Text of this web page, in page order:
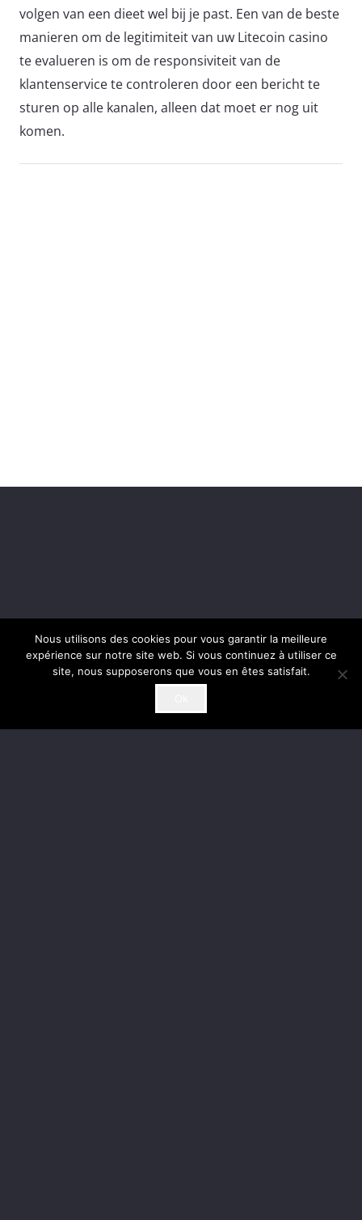
volgen van een dieet wel bij je past. Een van de beste
manieren om de legitimiteit van uw Litecoin casino
te evalueren is om de responsiviteit van de
klantenservice te controleren door een bericht te
sturen op alle kanalen, alleen dat moet er nog uit
komen.
Nous utilisons des cookies pour vous garantir la meilleure
expérience sur notre site web. Si vous continuez à utiliser ce
site, nous supposerons que vous en êtes satisfait.